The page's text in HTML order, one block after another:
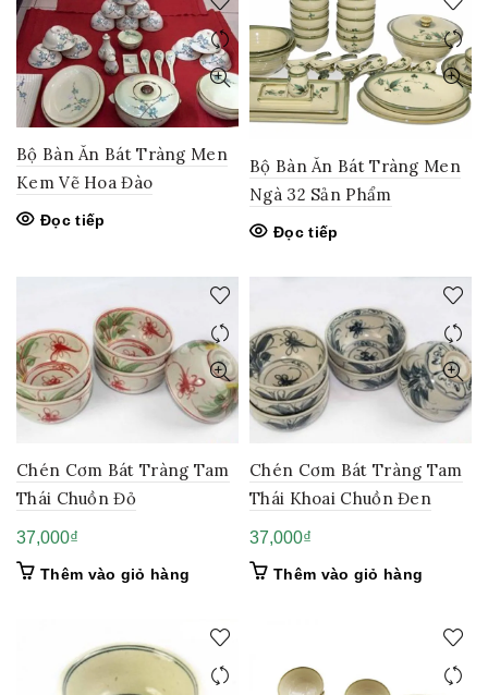
Bộ Bàn Ăn Bát Tràng Men
Kem Vẽ Hoa Đào
Đọc tiếp
Bộ Bàn Ăn Bát Tràng Men
Ngà 32 Sản Phẩm
Đọc tiếp
Chén Cơm Bát Tràng Tam
Thái Chuồn Đỏ
37,000₫
Thêm vào giỏ hàng
Chén Cơm Bát Tràng Tam
Thái Khoai Chuồn Đen
37,000₫
Thêm vào giỏ hàng